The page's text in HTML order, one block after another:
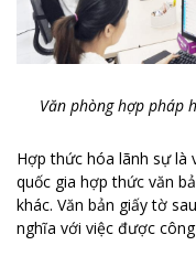
Văn phòng hợp pháp
Hợp thức hóa lãnh sự là
quốc gia hợp thức văn
khác. Văn bản giấy tờ
nghĩa với việc được